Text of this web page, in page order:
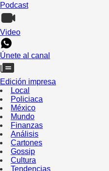
Podcast
Video
Únete al canal
Edición impresa
Local
Policiaca
México
Mundo
Finanzas
Análisis
Cartones
Gossip
Cultura
Tendencias